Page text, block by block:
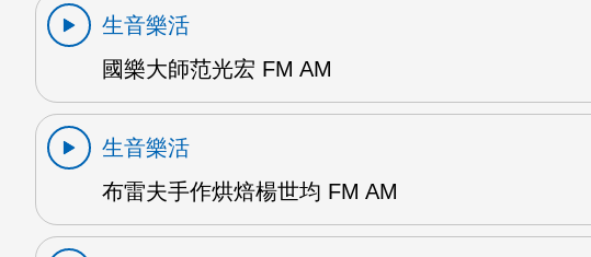
生音樂活
國樂大師范光宏 FM AM
生音樂活
布雷夫手作烘焙楊世均 FM AM